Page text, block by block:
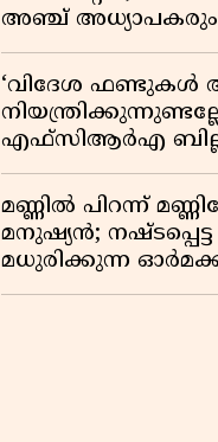
അഞ്ച് അധ്യാപകരും
മരണസംഖ്യ 7;
വെളിപ്പെടുത്തലുകൾ
‘വിദേശ ഫണ്ടുകൾ
എഫ്സിആർഎ
വിമർശനങ്ങൾക്ക്
മണ്ണിൽ പിറന്ന്
മനുഷ്യൻ;
മധുരിക്കുന്ന